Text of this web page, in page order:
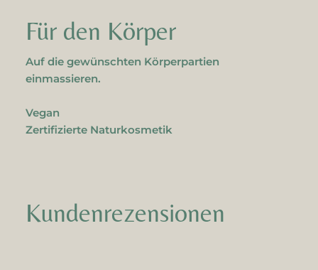
Für den Körper
Auf die gewünschten Körperpartien
einmassieren.
Vegan
Zertifizierte Naturkosmetik
Kundenrezensionen